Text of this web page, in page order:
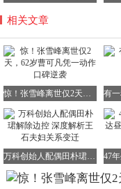
的困难。
可惜的是，这份拼命
脏的无情损耗。而类
的困境，并非只发生
和程序员，都深陷其
就要扛，很少有人真
有人关注合理休息的
相关文章
惊！张雪峰离世仅2天，62岁曹可凡凭一动作口碑逆袭
万科创始人配偶田朴珺解除边控 深度解析王石夫妇关系变迁